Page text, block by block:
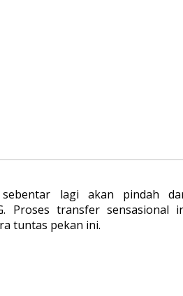
sebentar lagi akan pindah
Proses transfer sensasional
tuntas pekan ini.